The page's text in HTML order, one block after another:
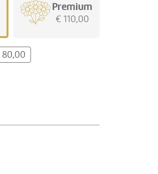
Premium
€ 110,00